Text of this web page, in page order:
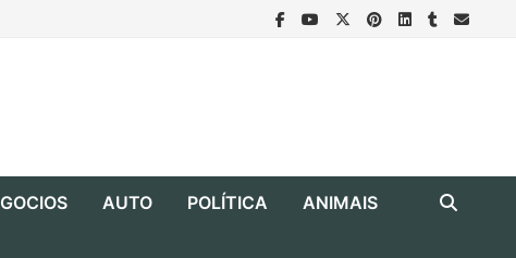
AUTO POLÍTICA ANIMAIS